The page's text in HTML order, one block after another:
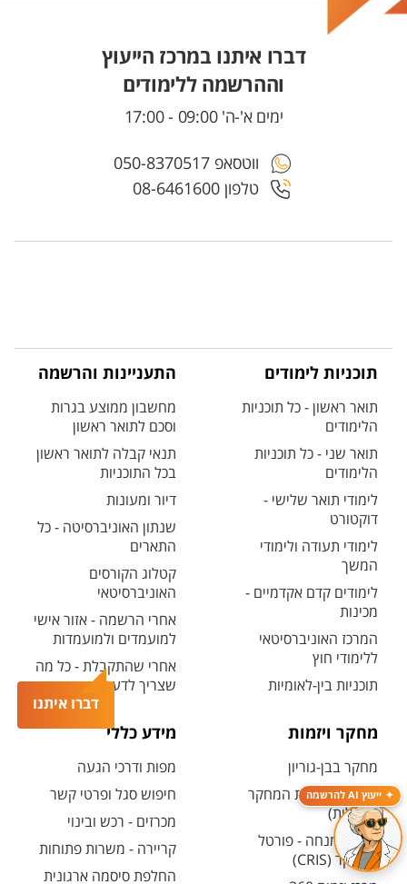
דברו איתנו
ייעוץ AI להרשמה
דברו איתנו במרכז הייעוץ
וההרשמה ללימודים
ימים א'-ה' 09:00 - 17:00
טלפון 08-6461600
ווטסאפ 050-8370517
תוכניות לימודים
תואר ראשון - כל תוכניות
הלימודים
תואר שני - כל תוכניות
הלימודים
לימודי תואר שלישי -
דוקטורט
לימודי תעודה ולימודי
המשך
לימודים קדם אקדמיים -
מכינות
המרכז האוניברסיטאי
ללימודי חוץ
תוכניות בין-לאומיות
התעניינות והרשמה
מחשבון ממוצע בגרות
וסכם לתואר ראשון
תנאי קבלה לתואר ראשון
בכל התוכניות
דיור ומעונות
שנתון האוניברסיטה - כל
התארים
קטלוג הקורסים
האוניברסיטאי
אחרי הרשמה - אזור אישי
למועמדים ולמועמדות
אחרי שהתקבלת - כל מה
שצריך לדעת
מחקר ויזמות
מחקר בבן-גוריון
קטלוג תשתיות המחקר
(אנגלית)
חיפוש מנחה - פורטל
המחקר (CRIS)
מידע כללי
מפות ודרכי הגעה
חיפוש סגל ופרטי קשר
מכרזים - רכש ובינוי
קריירה - משרות פתוחות
החלפת סיסמה ארגונית